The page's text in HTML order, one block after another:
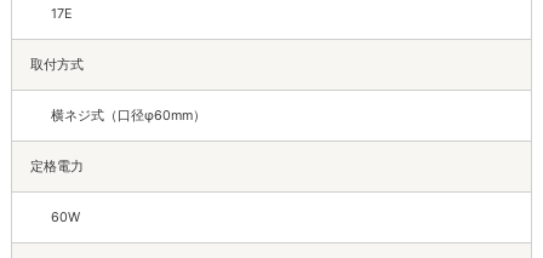
17E
取付方式
横ネジ式（口径φ60mm）
定格電力
60W